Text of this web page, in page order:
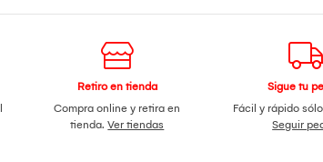
Retiro en tienda
Compra online y retira en
tienda.Ver tiendas
Sigue tu
Fácil y rápido
Seguir